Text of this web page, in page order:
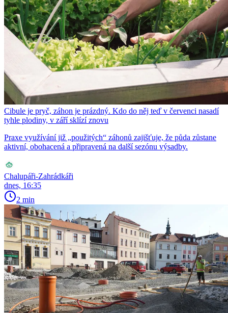
Cibule je pryč, záhon je prázdný. Kdo do něj teď v červenci nasadí
tyhle plodiny, v září sklízí znovu
Praxe využívání již „použitých“ záhonů zajišťuje, že půda zůstane
aktivní, obohacená a připravená na další sezónu výsadby.
Chalupáři-Zahrádkáři
dnes, 16:35
2 min